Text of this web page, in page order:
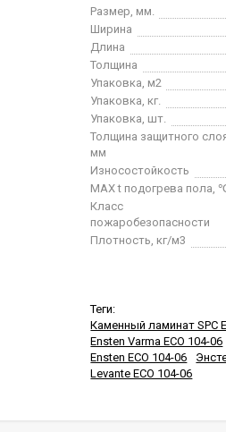
Размер, мм.
Ширина
Длина
Толщина
Упаковка, м2
Упаковка, кг.
Упаковка, шт.
Толщина защитного
мм
Износостойкость
MAX t подогрева пола,
Класс
пожаробезопасности
Плотность, кг/м3
Теги:
Каменный ламинат SPC
Ensten Varma ECO 104-06
Ensten ECO 104-06
Levante ECO 104-06